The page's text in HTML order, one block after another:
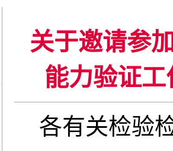
关于邀请参
能力验证
各有关检验